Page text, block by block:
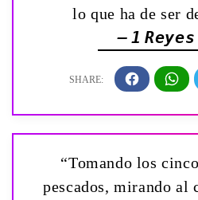
lo que ha de ser
— 1
“Tomando los
pescados, mirando al